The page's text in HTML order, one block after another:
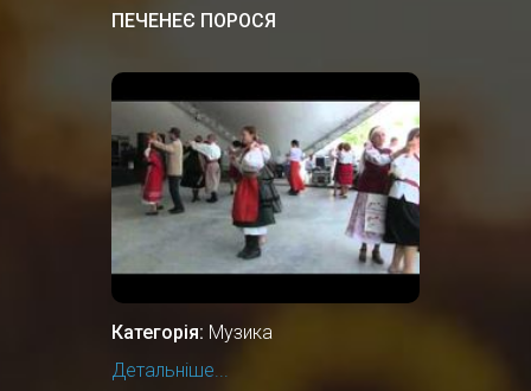
ПЕЧЕНЕЄ ПОРОСЯ
Категорія: Музика
Детальніше...